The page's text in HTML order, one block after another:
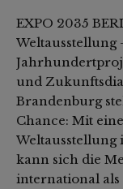
EXPO 2035
Weltausstellung
und
Brandenburg
Chance: Mit
Weltausstellung
kann sich die
international